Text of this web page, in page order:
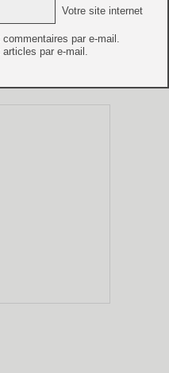
Votre site internet
par e-mail.
par e-mail.